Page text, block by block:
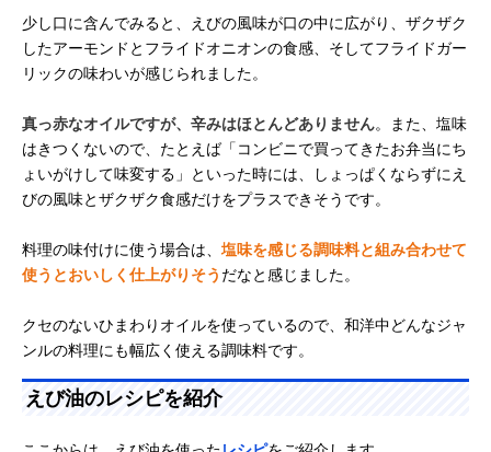
少し口に含んでみると、えびの風味が口の中に広がり、ザクザク
したアーモンドとフライドオニオンの食感、そしてフライドガー
リックの味わいが感じられました。
真っ赤なオイルですが、辛みはほとんどありません。また、塩味
はきつくないので、たとえば「コンビニで買ってきたお弁当にち
ょいがけして味変する」といった時には、しょっぱくならずにえ
びの風味とザクザク食感だけをプラスできそうです。
料理の味付けに使う場合は、 塩味を感じる調味料と組み合わせて
使うとおいしく仕上がりそう だなと感じました。
クセのないひまわりオイルを使っているので、和洋中どんなジャ
ンルの料理にも幅広く使える調味料です。
えび油のレシピを紹介